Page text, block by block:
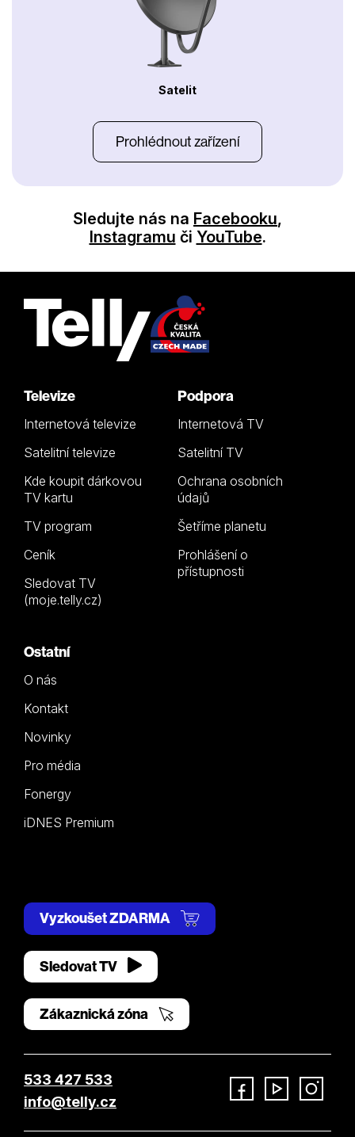
Satelit
Prohlédnout zařízení
Sledujte nás na Facebooku,
Instagramu či YouTube.
Televize
Internetová televize
Satelitní televize
Kde koupit dárkovou
TV kartu
TV program
Ceník
Sledovat TV
(moje.telly.cz)
Podpora
Internetová TV
Satelitní TV
Ochrana osobních
údajů
Šetříme planetu
Prohlášení o
přístupnosti
Ostatní
O nás
Kontakt
Novinky
Pro média
Fonergy
iDNES Premium
Vyzkoušet ZDARMA
Sledovat TV
Zákaznická zóna
533 427 533
info@telly.cz